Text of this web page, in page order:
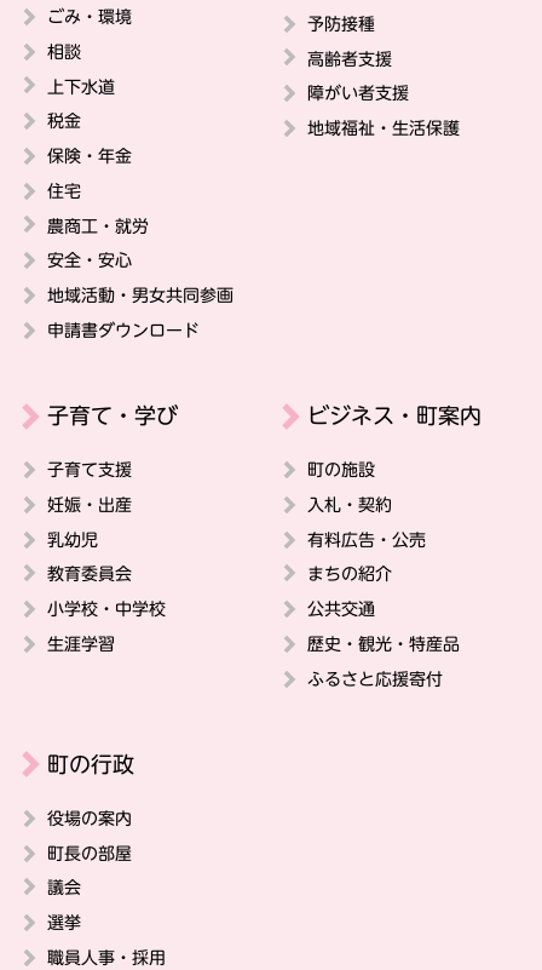
ごみ・環境
相談
上下水道
税金
保険・年金
住宅
農商工・就労
安全・安心
地域活動・男女共同参画
申請書ダウンロード
予防接種
高齢者支援
障がい者支援
地域福祉・生活保護
子育て・学び
子育て支援
妊娠・出産
乳幼児
教育委員会
小学校・中学校
生涯学習
ビジネス・町案内
町の施設
入札・契約
有料広告・公売
まちの紹介
公共交通
歴史・観光・特産品
ふるさと応援寄付
町の行政
役場の案内
町長の部屋
議会
選挙
職員人事・採用